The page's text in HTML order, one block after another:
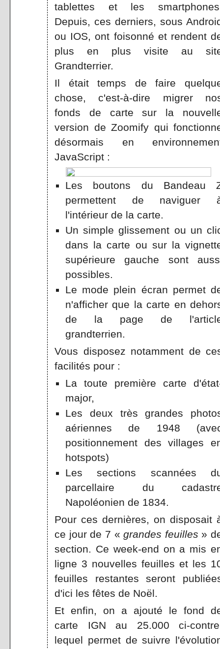
tablettes et les
Depuis, ces derniers, sous
ou IOS, ont foisonné et rendent
plus en plus visite au
Grandterrier.
Il était temps de faire
chose, c'est-à-dire migrer
fonds de carte sur la
version de Zoomify qui
désormais en
JavaScript :
Les boutons du Bandeau
permettent de naviguer
l'intérieur de la carte.
Un simple glissement ou un
dans la carte ou sur la
supérieure gauche sont
possibles.
Le mode plein écran permet
n'afficher que la carte en
de la page de
grandterrien.
Vous disposez notamment de
facilités pour :
La toute première carte
major,
Les deux très grandes
aériennes de 1948
positionnement des villages
hotspots)
Les sections scannées
parcellaire du
Napoléonien de 1834.
Pour ces dernières, on disposait
ce jour de 7 «grandes feuilles »
section. Ce week-end on a mis
ligne 3 nouvelles feuilles et les
feuilles restantes seront
d'ici les fêtes de Noël.
Et enfin, on a ajouté le fond
carte IGN au 25.000 ci-
lequel permet de suivre